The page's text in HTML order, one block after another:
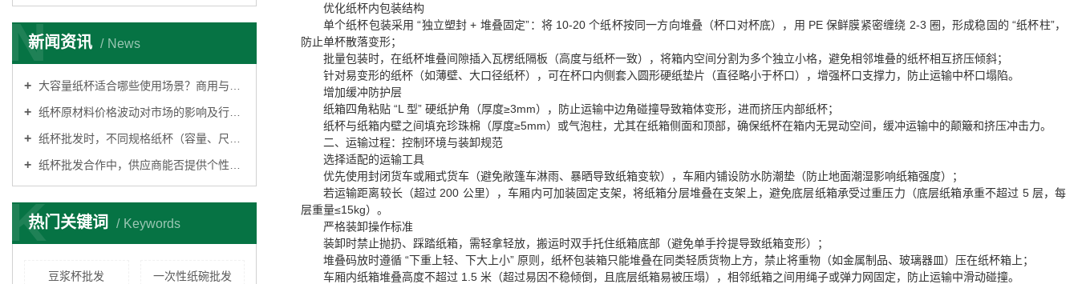
新闻资讯 News
N
大容量纸杯适合哪些使用场景？商用与日常场景全覆盖
纸杯原材料价格波动对市场的影响及行业应对策略解析
纸杯批发时，不同规格纸杯（容量、尺寸）价格差异有多大？
纸杯批发合作中，供应商能否提供个性化的包装设计？
热门关键词 Keywords
K
豆浆杯批发 一次性纸碗批发
优化纸杯内包装结构
单个纸杯包装采用 “独立塑封 + 堆叠固定”：将 10-20 个纸杯按同一方向堆叠（杯口对杯底），用 PE 保鲜膜紧密缠绕 2-3 圈，形成稳固的 “纸杯柱”，
防止单杯散落变形；
批量包装时，在纸杯堆叠间隙插入瓦楞纸隔板（高度与纸杯一致），将箱内空间分割为多个独立小格，避免相邻堆叠的纸杯相互挤压倾斜；
针对易变形的纸杯（如薄壁、大口径纸杯），可在杯口内侧套入圆形硬纸垫片（直径略小于杯口），增强杯口支撑力，防止运输中杯口塌陷。
增加缓冲防护层
纸箱四角粘贴 “L 型” 硬纸护角（厚度≥3mm），防止运输中边角碰撞导致箱体变形，进而挤压内部纸杯；
纸杯与纸箱内壁之间填充珍珠棉（厚度≥5mm）或气泡柱，尤其在纸箱侧面和顶部，确保纸杯在箱内无晃动空间，缓冲运输中的颠簸和挤压冲击力。
二、运输过程：控制环境与装卸规范
选择适配的运输工具
优先使用封闭货车或厢式货车（避免敞篷车淋雨、暴晒导致纸箱变软），车厢内铺设防水防潮垫（防止地面潮湿影响纸箱强度）；
若运输距离较长（超过 200 公里），车厢内可加装固定支架，将纸箱分层堆叠在支架上，避免底层纸箱承受过重压力（底层纸箱承重不超过 5 层，每
层重量≤15kg）。
严格装卸操作标准
装卸时禁止抛扔、踩踏纸箱，需轻拿轻放，搬运时双手托住纸箱底部（避免单手拎提导致纸箱变形）；
堆叠码放时遵循 “下重上轻、下大上小” 原则，纸杯包装箱只能堆叠在同类轻质货物上方，禁止将重物（如金属制品、玻璃器皿）压在纸杯箱上；
车厢内纸箱堆叠高度不超过 1.5 米（超过易因不稳倾倒，且底层纸箱易被压塌），相邻纸箱之间用绳子或弹力网固定，防止运输中滑动碰撞。